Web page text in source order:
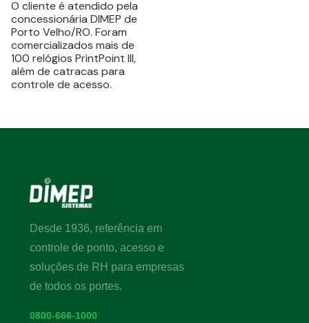
O cliente é atendido pela
concessionária DIMEP de
Porto Velho/RO. Foram
comercializados mais de
100 relógios PrintPoint III,
além de catracas para
controle de acesso.
Desde 1936, referência em
controle de ponto, acesso e
soluções de RH para empresas
de todos os portes.
0800-666-1000